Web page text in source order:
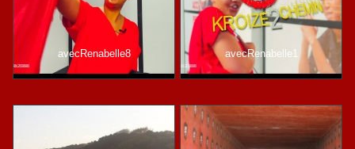
avecRenabelle8 avecRenabelle1